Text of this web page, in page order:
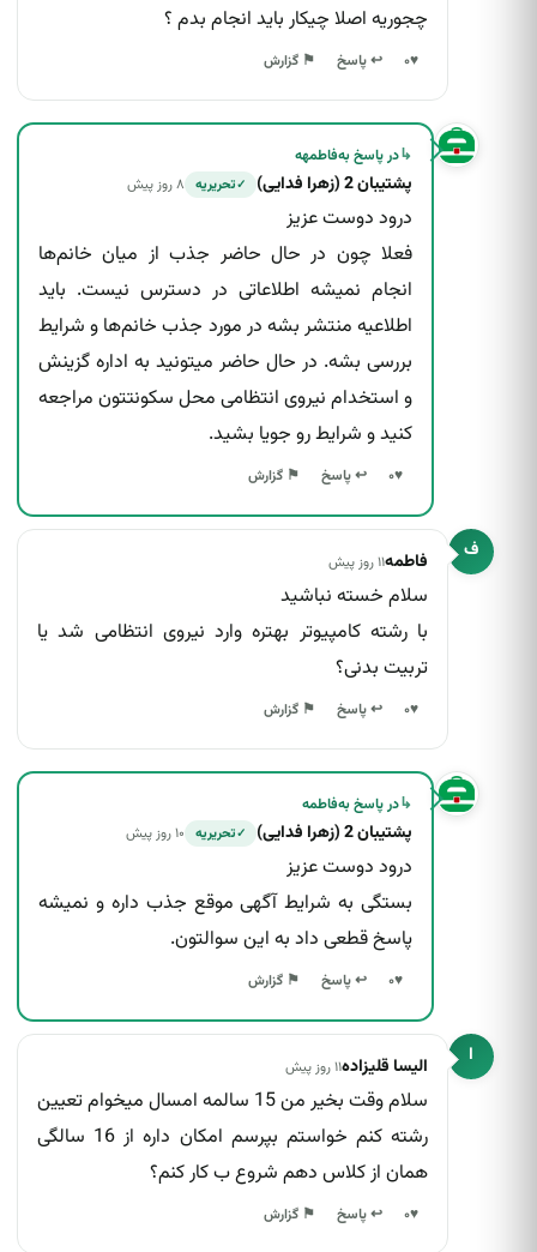
چجوریه اصلا چیکار باید انجام بدم ؟
♥۰ ↩ پاسخ ⚑ گزارش
↳در پاسخ بهفاطمهه
پشتیبان 2 (زهرا فدایی) ✓تحریریه ۸ روز پیش
درود دوست عزیز
فعلا چون در حال حاضر جذب از میان خانم‌ها
انجام نمیشه اطلاعاتی در دسترس نیست. باید
اطلاعیه منتشر بشه در مورد جذب خانم‌ها و شرایط
بررسی بشه. در حال حاضر میتونید به اداره گزینش
و استخدام نیروی انتظامی محل سکونتتون مراجعه
کنید و شرایط رو جویا بشید.
♥۰ ↩ پاسخ ⚑ گزارش
ف فاطمه۱۱ روز پیش
سلام خسته نباشید
با رشته کامپیوتر بهتره وارد نیروی انتظامی شد یا
تربیت بدنی؟
♥۰ ↩ پاسخ ⚑ گزارش
↳در پاسخ بهفاطمه
پشتیبان 2 (زهرا فدایی) ✓تحریریه ۱۰ روز پیش
درود دوست عزیز
بستگی به شرایط آگهی موقع جذب داره و نمیشه
پاسخ قطعی داد به این سوالتون.
♥۰ ↩ پاسخ ⚑ گزارش
ا الیسا قلیزاده۱۱ روز پیش
سلام وقت بخیر من 15 سالمه امسال میخوام تعیین
رشته کنم خواستم بپرسم امکان داره از 16 سالگی
همان از کلاس دهم شروع ب کار کنم؟
♥۰ ↩ پاسخ ⚑ گزارش